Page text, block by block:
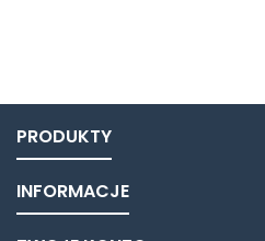
PRODUKTY
INFORMACJE